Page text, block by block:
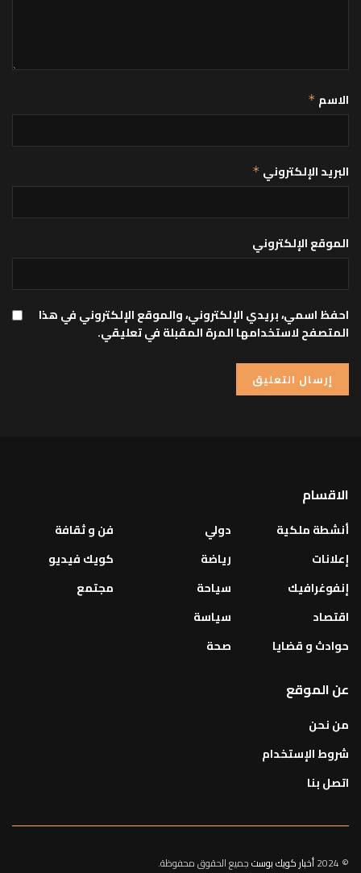
الاسم *
البريد الإلكتروني *
الموقع الإلكتروني
احفظ اسمي، بريدي الإلكتروني، والموقع الإلكتروني في هذا
المتصفح لاستخدامها المرة المقبلة في تعليقي.
الاقسام
أنشطة ملكية
إعلانات
إنفوغرافيك
اقتصاد
حوادث و قضايا
دولي
رياضة
سياحة
سياسة
صحة
فن و ثقافة
كويك فيديو
مجتمع
عن الموقع
من نحن
شروط الإستخدام
اتصل بنا
© 2024 أخبار كويك بوستجميع الحقوق محفوظة.